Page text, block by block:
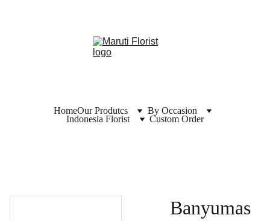
HomeOur Produtcs
By Occasion
Indonesia Florist
Custom Order
Banyumas